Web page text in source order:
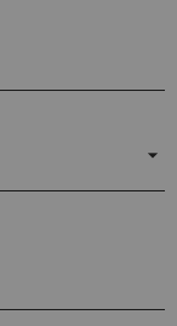
arrow_drop_down